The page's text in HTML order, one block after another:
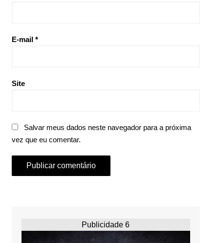
E-mail *
Site
Salvar meus dados neste navegador para a próxima
vez que eu comentar.
Publicidade 6